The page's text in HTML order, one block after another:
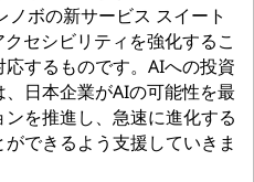
ボの新サービス スイート
セシビリティを強化するこ
するものです。AIへの投資
日本企業がAIの可能性を最
を推進し、急速に進化する
できるよう支援していきま